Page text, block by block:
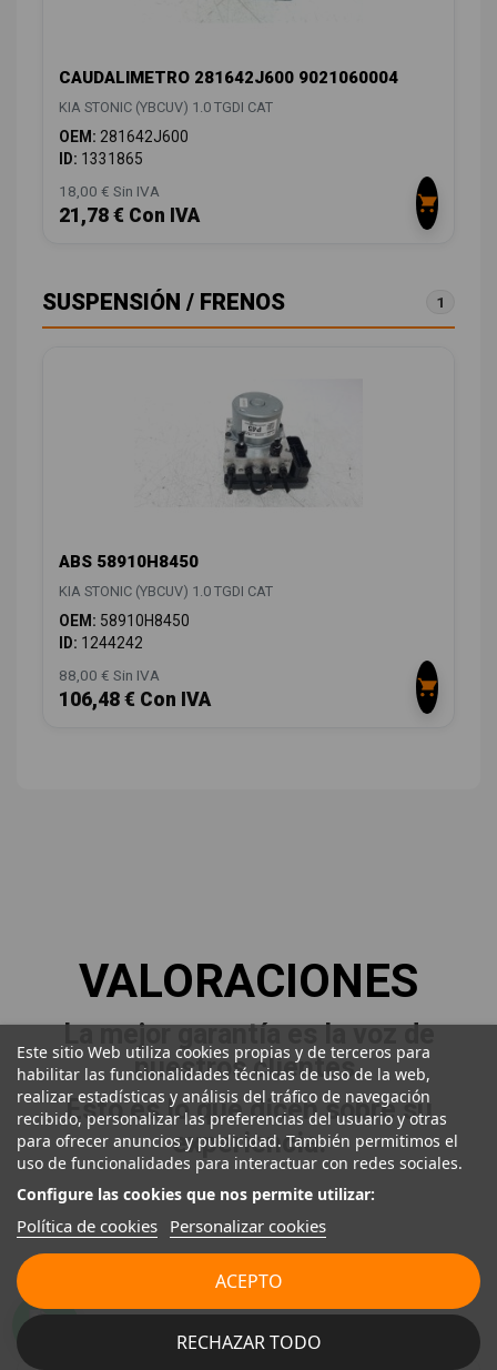
CAUDALIMETRO 281642J600 9021060004
KIA STONIC (YBCUV) 1.0 TGDI CAT
OEM: 281642J600
ID: 1331865
18,00 € Sin IVA
21,78 € Con IVA
SUSPENSIÓN / FRENOS 1
ABS 58910H8450
KIA STONIC (YBCUV) 1.0 TGDI CAT
OEM: 58910H8450
ID: 1244242
88,00 € Sin IVA
106,48 € Con IVA
VALORACIONES
La mejor garantía es la voz de
nuestros clientes.
Esto es lo que dicen sobre su
experiencia.
Este sitio Web utiliza cookies propias y de terceros para
habilitar las funcionalidades técnicas de uso de la web,
realizar estadísticas y análisis del tráfico de navegación
recibido, personalizar las preferencias del usuario y otras
para ofrecer anuncios y publicidad. También permitimos el
uso de funcionalidades para interactuar con redes sociales.
Configure las cookies que nos permite utilizar:
Política de cookies Personalizar cookies
RECHAZAR TODO
ACEPTO